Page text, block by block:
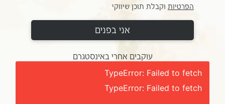
הפרטיותוקבלת תוכן שיווקי
אני בפנים
עוקבים אחרי באינסטגרם
TypeError: Failed to fetch
TypeError: Failed to fetch